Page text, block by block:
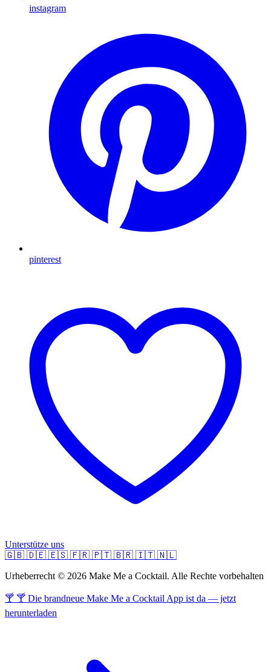
instagram
pinterest
Unterstütze uns
🇬🇧 🇩🇪 🇪🇸 🇫🇷 🇵🇹 🇧🇷 🇮🇹 🇳🇱
Urheberrecht © 2026 Make Me a Cocktail. Alle Rechte vorbehalten
🍸 🍸 Die brandneue Make Me a Cocktail App ist da — jetzt
herunterladen